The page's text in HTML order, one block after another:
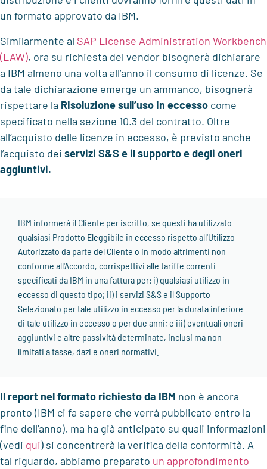
un formato approvato da IBM.
Similarmente al SAP License Administration Workbench
(LAW), ora su richiesta del vendor bisognerà dichiarare
a IBM almeno una volta all’anno il consumo di licenze. Se
da tale dichiarazione emerge un ammanco, bisognerà
rispettare la Risoluzione sull’uso in eccesso come
specificato nella sezione 10.3 del contratto. Oltre
all’acquisto delle licenze in eccesso, è previsto anche
l’acquisto dei servizi S&S e il supporto e degli oneri
aggiuntivi.
IBM informerà il Cliente per iscritto, se questi ha utilizzato
qualsiasi Prodotto Eleggibile in eccesso rispetto all'Utilizzo
Autorizzato da parte del Cliente o in modo altrimenti non
conforme all'Accordo, corrispettivi alle tariffe correnti
specificati da IBM in una fattura per: i) qualsiasi utilizzo in
eccesso di questo tipo; ii) i servizi S&S e il Supporto
Selezionato per tale utilizzo in eccesso per la durata inferiore
di tale utilizzo in eccesso o per due anni; e iii) eventuali oneri
aggiuntivi e altre passività determinate, inclusi ma non
limitati a tasse, dazi e oneri normativi.
Il report nel formato richiesto da IBM non è ancora
pronto (IBM ci fa sapere che verrà pubblicato entro la
fine dell’anno), ma ha già anticipato su quali informazioni
(vedi qui) si concentrerà la verifica della conformità. A
tal riguardo, abbiamo preparato un approfondimento